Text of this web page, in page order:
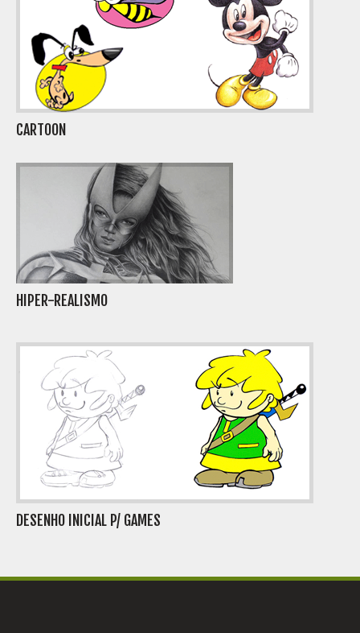
CARTOON
HIPER-REALISMO
DESENHO INICIAL P/ GAMES